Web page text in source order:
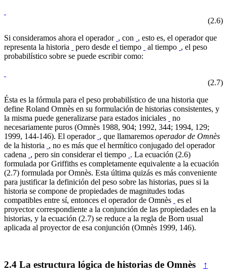
(2.6)
Si consideramos ahora el operador , con , esto es, el operador que
representa la historia
pero desde el tiempo al tiempo , el peso
probabilístico sobre se puede escribir como:
(2.7)
Ésta es la fórmula para el peso probabilístico de una historia que
define Roland Omnès en su formulación de historias consistentes, y
la misma puede generalizarse para estados iniciales
no
necesariamente puros (Omnès 1988, 904; 1992, 344; 1994, 129;
1999, 144-146). El operador , que llamaremos operador de Omnès
de la historia , no es más que el hermítico conjugado del operador
cadena , pero sin considerar el tiempo . La ecuación (2.6)
formulada por Griffiths es completamente equivalente a la ecuación
(2.7) formulada por Omnès. Esta última quizás es más conveniente
para justificar la definición del peso sobre las historias, pues si la
historia se compone de propiedades de magnitudes todas
compatibles entre sí, entonces el operador de Omnès
es el
proyector correspondiente a la conjunción de las propiedades en la
historias, y la ecuación (2.7) se reduce a la regla de Born usual
aplicada al proyector de esa conjunción (Omnès 1999, 146).
2.4 La estructura lógica de historias de Omnès ↑